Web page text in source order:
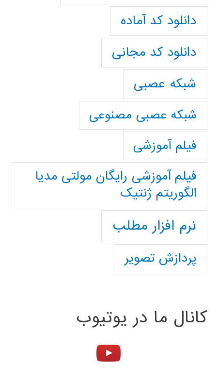
دانلود کد آماده
دانلود کد مجانی
شبکه عصبی
شبکه عصبی مصنوعی
فیلم آموزشی
فیلم آموزشی رایگان مولتی مدیا
الگوریتم ژنتیک
نرم افزار مطلب
پردازش تصویر
کانال ما در یوتیوب